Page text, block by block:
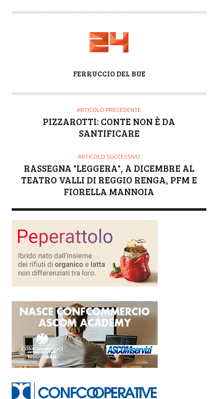
T
FERRUCCIO DEL BUE
ARTICOLO PRECEDENTE
PIZZAROTTI: CONTE NON È DA
SANTIFICARE
ARTICOLO SUCCESSIVO
RASSEGNA "LEGGERA", A DICEMBRE AL
TEATRO VALLI DI REGGIO RENGA, PFM E
FIORELLA MANNOIA